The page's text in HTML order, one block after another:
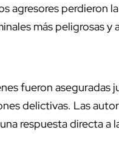
agresores perdieron
más peligrosas y
fueron aseguradas
delictivas. Las
respuesta directa a